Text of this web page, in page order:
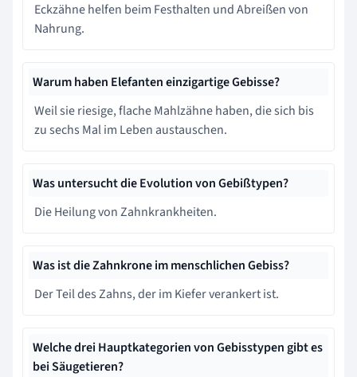
Eckzähne helfen beim Festhalten und Abreißen von
Nahrung.
Warum haben Elefanten einzigartige Gebisse?
Weil sie riesige, flache Mahlzähne haben, die sich bis
zu sechs Mal im Leben austauschen.
Was untersucht die Evolution von Gebißtypen?
Die Heilung von Zahnkrankheiten.
Was ist die Zahnkrone im menschlichen Gebiss?
Der Teil des Zahns, der im Kiefer verankert ist.
Welche drei Hauptkategorien von Gebisstypen gibt es
bei Säugetieren?